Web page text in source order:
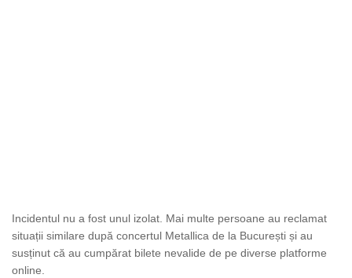
Incidentul nu a fost unul izolat. Mai multe persoane au reclamat
situații similare după concertul Metallica de la București și au
susținut că au cumpărat bilete nevalide de pe diverse platforme
online.